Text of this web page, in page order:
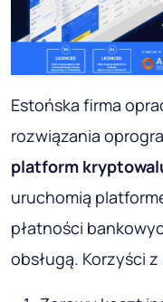
Estońska firma
rozwiązania
platform
uruchomią
płatności
obsługą. Korzyści